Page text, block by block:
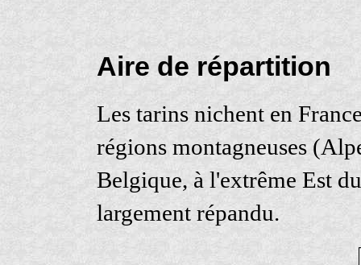
Aire de répartition
Les tarins nichent en
régions montagneuses
Belgique, à l'extrême Est
largement répandu.